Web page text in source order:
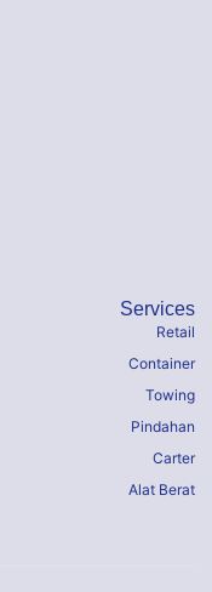
Services
Retail
Container
Towing
Pindahan
Carter
Alat Berat